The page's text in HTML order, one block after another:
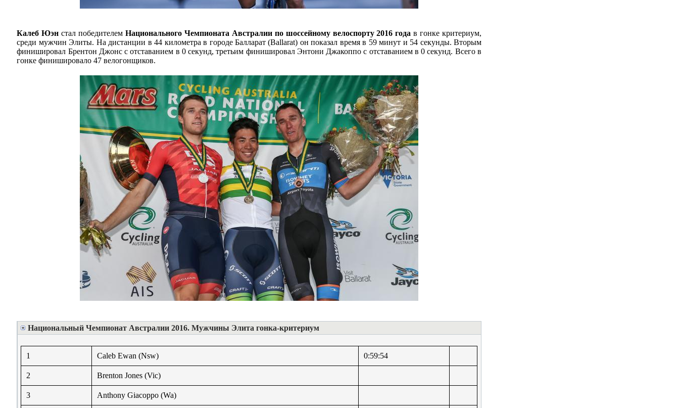
Калеб Юэн стал победителемНационального Чемпионата Австралии по шоссейному велоспорту 2016 года в гонке критериум,
среди мужчин Элиты. На дистанции в 44 километра в городе Балларат (Ballarat) он показал время в 59 минут и 54 секунды. Вторым
финишировал Брентон Джонс с отставанием в 0 секунд, третьим финишировал Энтони Джакоппо с отставанием в 0 секунд. Всего в
гонке финишировало 47 велогонщиков.
Национальный Чемпионат Австралии 2016. Мужчины Элита гонка-критериум
1 Caleb Ewan (Nsw) 0:59:54
2 Brenton Jones (Vic)
3 Anthony Giacoppo (Wa)